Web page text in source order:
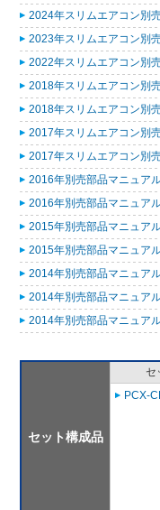
2024年スリムエアコン別
2023年スリムエアコン別
2022年スリムエアコン別
2018年スリムエアコン別
2018年スリムエアコン別
2017年スリムエアコン別
2017年スリムエアコン別
2016年別売部品マニュア
2016年別売部品マニュア
2015年別売部品マニュア
2015年別売部品マニュア
2014年別売部品マニュア
2014年別売部品マニュア
2014年別売部品マニュア
セット構成品
セ
PCX-